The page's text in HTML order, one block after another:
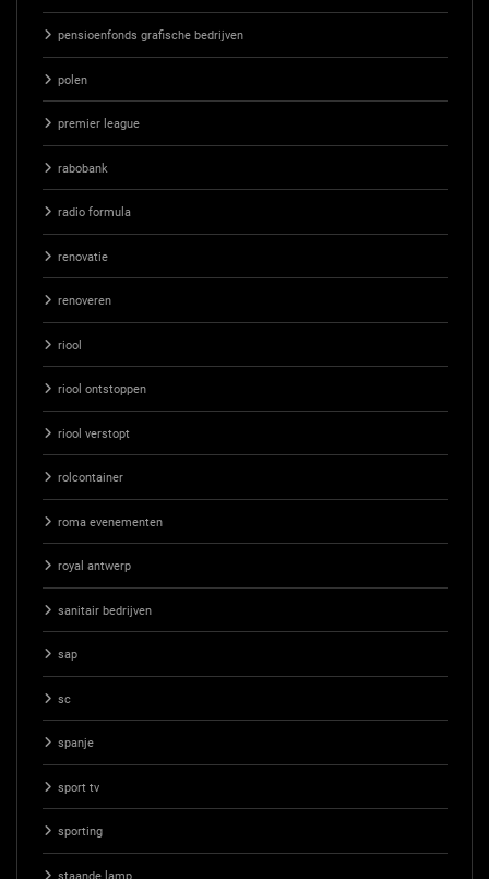
pensioenfonds grafische bedrijven
polen
premier league
rabobank
radio formula
renovatie
renoveren
riool
riool ontstoppen
riool verstopt
rolcontainer
roma evenementen
royal antwerp
sanitair bedrijven
sap
sc
spanje
sport tv
sporting
staande lamp